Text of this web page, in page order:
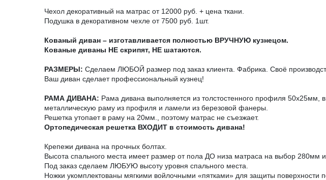
Чехол декоративный на матрас от 12000 руб. + цена ткани.
Подушка в декоративном чехле от 7500 руб. 1шт.
Кованый диван – изготавливается полностью ВРУЧНУЮ кузнецом.
Кованые диваны НЕ скрипят, НЕ шатаются.
РАЗМЕРЫ: Сделаем ЛЮБОЙ размер под заказ клиента. Фабрика. Своё
Ваш диван сделает профессиональный кузнец!
РАМА ДИВАНА: Рама дивана выполняется из толстостенного профиля 50х25мм,
металлическую раму из профиля и ламели из березовой фанеры.
Решетка утопает в раму на 20мм., поэтому матрас не съезжает.
Ортопедическая решетка ВХОДИТ в стоимость дивана!
Крепежи дивана на прочных болтах.
Высота спального места имеет размер от пола ДО низа матраса на выбор 280мм
Под заказ сделаем ЛЮБУЮ высоту уровня спального места.
Ножки укомплектованы мягкими войлочными «пятками» для защиты поверхности